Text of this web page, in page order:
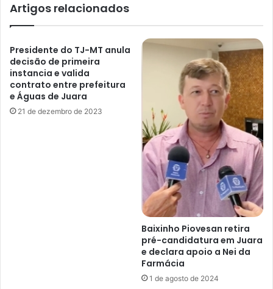
Artigos relacionados
Presidente do TJ-MT anula
decisão de primeira
instancia e valida
contrato entre prefeitura
e Águas de Juara
21 de dezembro de 2023
Baixinho Piovesan retira
pré-candidatura em Juara
e declara apoio a Nei da
Farmácia
1 de agosto de 2024